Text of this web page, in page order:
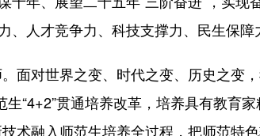
、人才竞争力、科技支撑力、民生保障
对世界之变、时代之变、历史之变，
“4+2”贯通培养改革，培养具有教育
术融入师范生培养全过程，把师范特